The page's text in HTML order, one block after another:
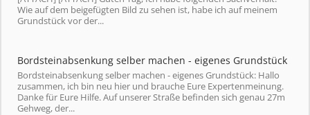
Wie auf dem beigefügten Bild zu sehen ist, habe ich auf meinem
Grundstück vor der...
Bordsteinabsenkung selber machen - eigenes Grundstück
Bordsteinabsenkung selber machen - eigenes Grundstück: Hallo
zusammen, ich bin neu hier und brauche Eure Expertenmeinung.
Danke für Eure Hilfe. Auf unserer Straße befinden sich genau 27m
Gehweg, der...